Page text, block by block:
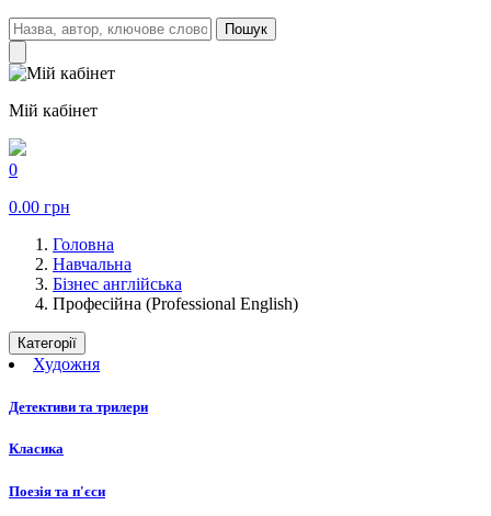
Пошук
Мій кабінет
0
0.00 грн
Головна
Навчальна
Бізнес англійська
Професійна (Professional English)
Категорії
Художня
Детективи та трилери
Класика
Поезія та п'єси